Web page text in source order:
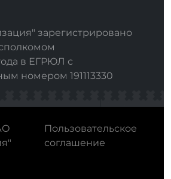
зарегистрировано
в ЕГРЮЛ с
номером 191113330
Пользовательское
соглашение